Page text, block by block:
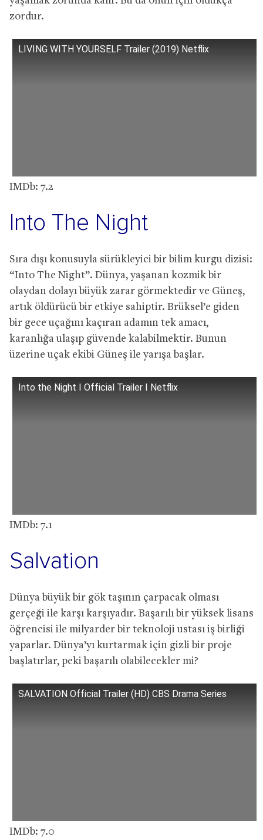
zordur.
LIVING WITH YOURSELF Trailer (2019) Netflix
IMDb: 7.2
Into The Night
Sıra dışı konusuyla sürükleyici bir bilim kurgu dizisi:
“Into The Night”. Dünya, yaşanan kozmik bir
olaydan dolayı büyük zarar görmektedir ve Güneş,
artık öldürücü bir etkiye sahiptir. Brüksel’e giden
bir gece uçağını kaçıran adamın tek amacı,
karanlığa ulaşıp güvende kalabilmektir. Bunun
üzerine uçak ekibi Güneş ile yarışa başlar.
Into the Night I Official Trailer I Netflix
IMDb: 7.1
Salvation
Dünya büyük bir gök taşının çarpacak olması
gerçeği ile karşı karşıyadır. Başarılı bir yüksek lisans
öğrencisi ile milyarder bir teknoloji ustası iş birliği
yaparlar. Dünya’yı kurtarmak için gizli bir proje
başlatırlar, peki başarılı olabilecekler mi?
SALVATION Official Trailer (HD) CBS Drama Series
IMDb: 7.0